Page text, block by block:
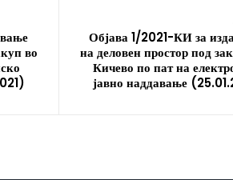
во
Објава 1/2021-КИ за
на деловен простор под
Кичево по пат на
јавно наддавање